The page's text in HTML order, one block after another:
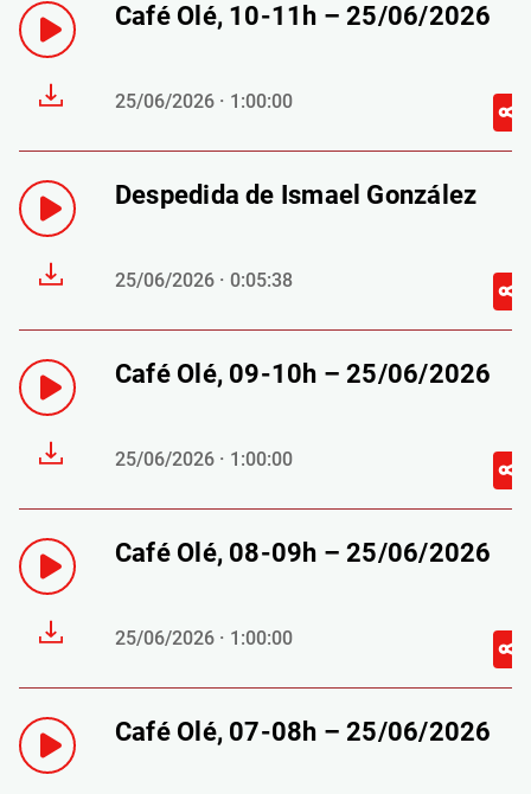
Café Olé, 10-11h – 25/06/2026
25/06/2026 · 1:00:00
Despedida de Ismael González
25/06/2026 · 0:05:38
Café Olé, 09-10h – 25/06/2026
25/06/2026 · 1:00:00
Café Olé, 08-09h – 25/06/2026
25/06/2026 · 1:00:00
Café Olé, 07-08h – 25/06/2026